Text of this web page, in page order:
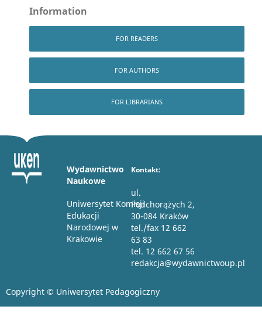
Information
FOR READERS
FOR AUTHORS
FOR LIBRARIANS
Wydawnictwo
Naukowe
Uniwersytet Komisji
Edukacji
Narodowej w
Krakowie
Kontakt:
ul.
Podchorążych 2,
30-084 Kraków
tel./fax 12 662
63 83
tel. 12 662 67 56
redakcja@wydawnictwoup.pl
Copyright © Uniwersytet Pedagogiczny